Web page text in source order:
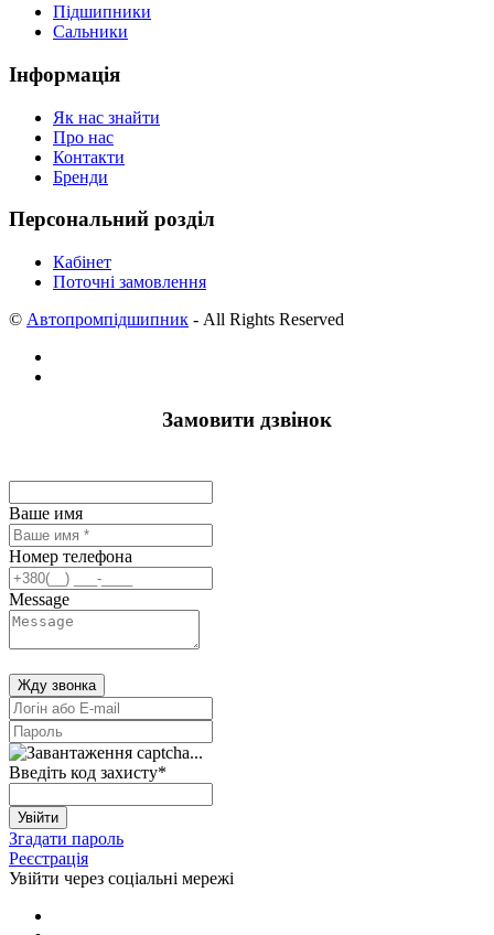
Підшипники
Сальники
Інформація
Як нас знайти
Про нас
Контакти
Бренди
Персональний розділ
Кабінет
Поточні замовлення
© Автопромпідшипник - All Rights Reserved
Замовити дзвінок
Ваше имя
Номер телефона
Message
Жду звонка
Введіть код захисту*
Увійти
Згадати пароль
Реєстрація
Увійти через соціальні мережі